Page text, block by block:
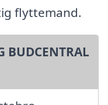
flyttemand.
BUDCENTRAL